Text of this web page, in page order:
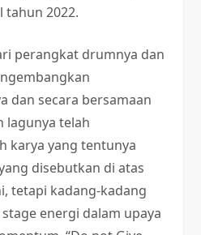
2022.
perangkat drumnya dan
dan secara bersamaan
lagunya telah
karya yang tentunya
disebutkan di atas
tetapi kadang-kadang
energi dalam upaya